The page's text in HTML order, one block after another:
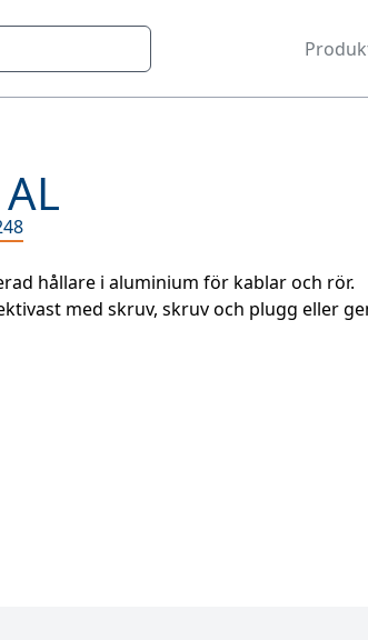
hållare i aluminium för kablar och rör.
med skruv, skruv och plugg eller